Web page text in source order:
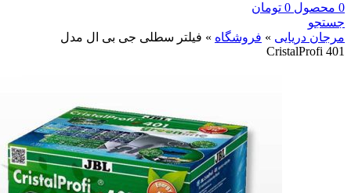
0 محصول 0 تومان
جستجو
مرجان دریایی » فروشگاه » فیلتر سطلی جی بی ال مدل
CristalProfi 401